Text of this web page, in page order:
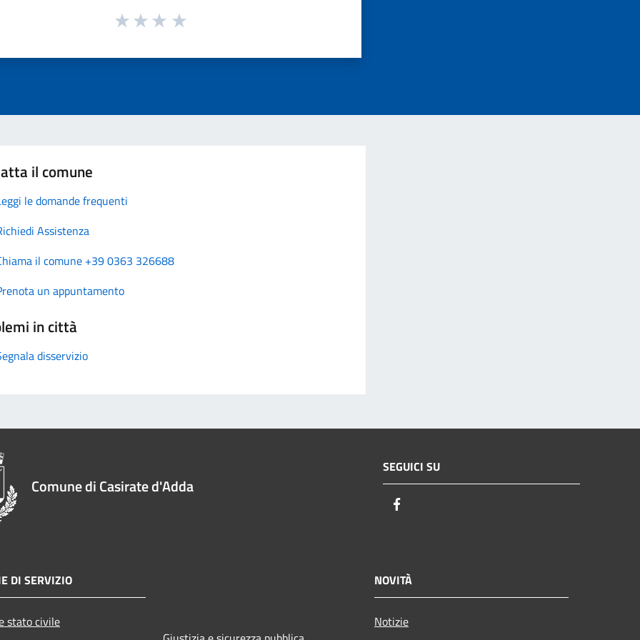
il comune
le domande frequenti
Assistenza
il comune +39 0363 326688
un appuntamento
in città
disservizio
Comune di Casirate d'Adda
SEGUICI SU
DI SERVIZIO
stato civile
NOVITÀ
Notizie